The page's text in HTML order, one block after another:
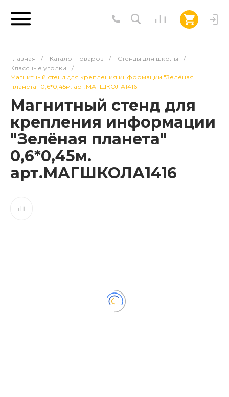
Главная / Каталог товаров / Стенды для школы
/
Классные уголки
/
Магнитный стенд для крепления информации "Зелёная
планета" 0,6*0,45м. арт.МАГШКОЛА1416
Магнитный стенд для
крепления информации
"Зелёная планета"
0,6*0,45м.
арт.МАГШКОЛА1416